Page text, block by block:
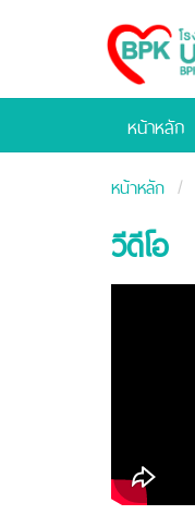
Bangpakok
Hospital
หน้าหลัก
หน้าหลัก
วีดีโอ